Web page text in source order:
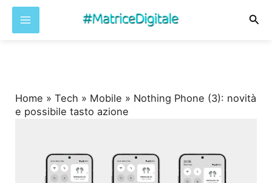
Home »Tech » Mobile » Nothing Phone (3): novità
e possibile tasto azione